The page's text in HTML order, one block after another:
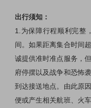
出行须知：
1. 为保障行程顺利完整
间。如果距离集合时间
诚提供准时准点服务，
府停摆以及战争和恐怖
到达接送地点。由此原
便或产生相关航班、火